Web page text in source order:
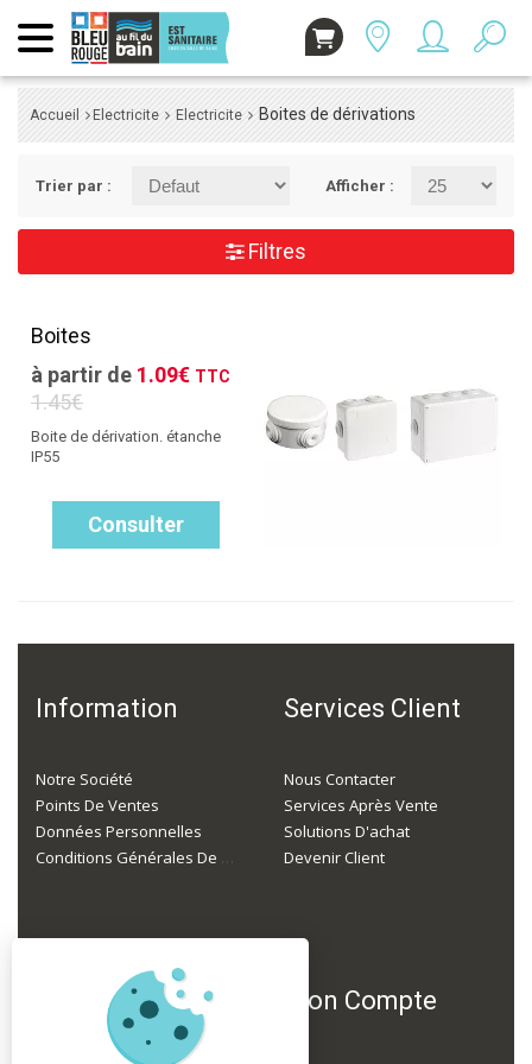
Accueil Electricite Electricite Boites de dérivations
Trier par : Afficher :
Filtres
Boites
à partir de 1.09€ TTC
1.45€
Boite de dérivation. étanche
IP55
Consulter
Information
Notre Société
Points De Ventes
Données Personnelles
Conditions Générales De Ventes
Services Client
Nous Contacter
Services Après Vente
Solutions D'achat
Devenir Client
Mon Compte